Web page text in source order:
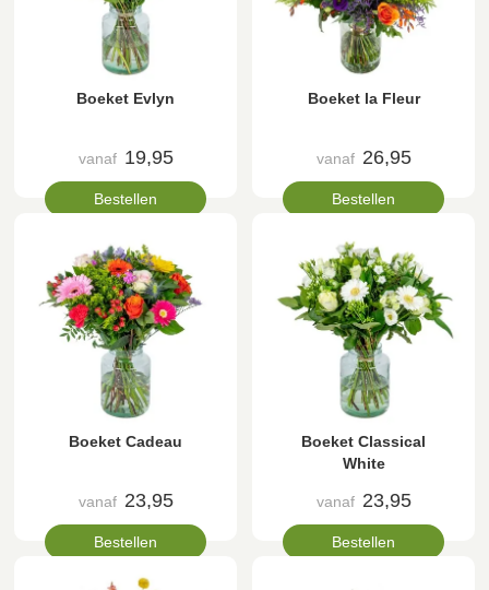
Boeket Evlyn
vanaf 19,95
Bestellen
Boeket la Fleur
vanaf 26,95
Bestellen
Boeket Cadeau
vanaf 23,95
Bestellen
Boeket Classical
White
vanaf 23,95
Bestellen